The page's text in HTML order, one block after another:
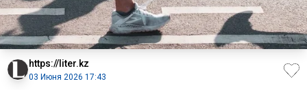
https://liter.kz
03 Июня 2026 17:43